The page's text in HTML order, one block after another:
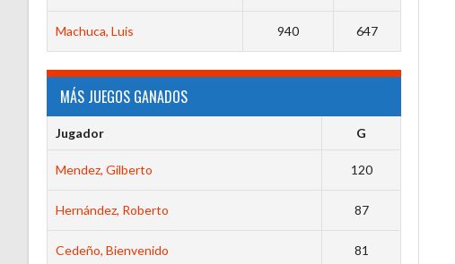
Machuca, Luis 940 647
MÁS JUEGOS GANADOS
Jugador G
Mendez, Gilberto 120
Hernández, Roberto 87
Cedeño, Bienvenido 81